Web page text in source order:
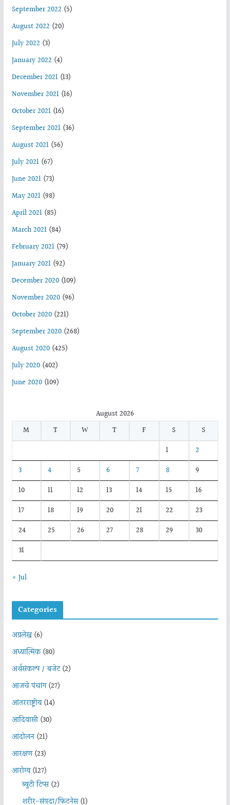
September 2022 (5)
August 2022 (20)
July 2022 (3)
January 2022 (4)
December 2021(13)
November 2021(16)
October 2021(16)
September 2021(36)
August 2021(56)
July 2021(67)
June 2021(73)
May 2021(98)
April 2021(85)
March 2021(84)
February 2021(79)
January 2021(92)
December 2020(109)
November 2020(96)
October 2020(221)
September 2020(268)
August 2020(425)
July 2020(402)
June 2020(109)
August 2026
M
T W T F S
S
1
2
3
4 5 6 7 8
9
10
11 12 13 14 15
16
17
18 19 20 21 22
23
24
25 26 27 28 29
30
31
« Jul
Categories
अग्रलेख(6)
अध्यात्मिक(80)
अर्थसंकल्प / बजेट(2)
आजचे पंचांग(27)
आंतरराष्ट्रीय(14)
आदिवासी(30)
आंदोलन(21)
आरक्षण(23)
आरोग्य(127)
ब्युटी टिप्स(2)
शरीर-संपदा/फिटनेस(1)